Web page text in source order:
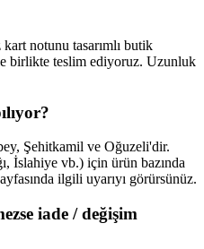
kart notunu tasarımlı butik
birlikte teslim ediyoruz. Uzunluk
Şehitkamil ve Oğuzeli'dir.
İslahiye vb.) için ürün bazında
ilgili uyarıyı görürsünüz.
iade / değişim